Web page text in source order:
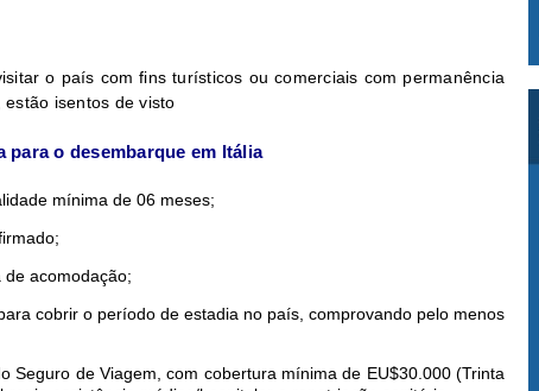
o país com fins turísticos ou comerciais com permanência
isentos de visto
para o desembarque em Itália
mínima de 06 meses;
acomodação;
cobrir o período de estadia no país, comprovando pelo menos
Seguro de Viagem, com cobertura mínima de EU$30.000 (Trinta